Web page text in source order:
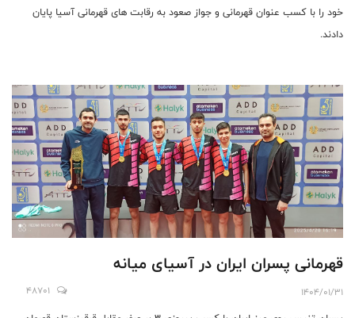
خود را با کسب عنوان قهرمانی و جواز صعود به رقابت های قهرمانی آسیا پایان
دادند.
قهرمانی پسران ایران در آسیای میانه
1404/01/31
48701